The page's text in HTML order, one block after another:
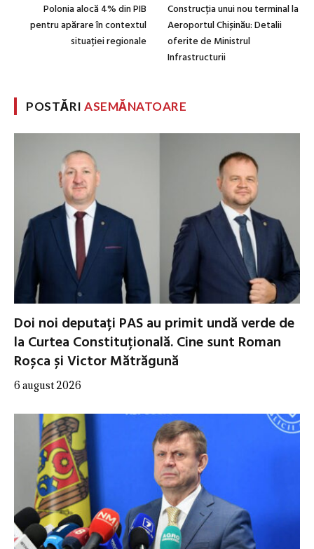
Polonia alocă 4% din PIB
pentru apărare în contextul
situației regionale
Construcția unui nou terminal la
Aeroportul Chișinău: Detalii
oferite de Ministrul
Infrastructurii
POSTĂRIASEMĂNATOARE
Doi noi deputați PAS au primit undă verde de
la Curtea Constituțională. Cine sunt Roman
Roșca și Victor Mătrăgună
6 august 2026